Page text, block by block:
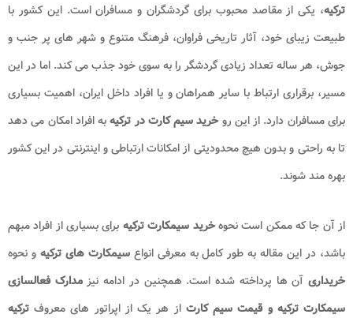
ترکیه، یکی از مقاصد محبوب برای گردشگران و مسافران است. این کشور با
طبیعت زیبای خود، آثار تاریخی فراوان، فرهنگ متنوع و شهر های پر جنب و
جوش، هر ساله تعداد زیادی گردشگر را به سوی خود جذب می کند. اما در این
مسیر، برقراری ارتباط با سایر همراهان و یا افراد داخل ایران، اهمیت بسیاری
برای مسافران دارد. از این روخرید سیم کارت در ترکیهبه افراد امکان می دهد
تا به راحتی و بدون هیچ محدودیتی از امکانات ارتباطی و اینترنتی در این کشور
بهره مند شوند.
از آن جا که ممکن است نحوهخرید سیمکارت ترکیه برای بسیاری از افراد مبهم
باشد، در این مقاله به طور کامل به معرفی انواعسیمکارت های ترکیه و نحوه
خریداری آن ها پرداخته شده است. همچنین در ادامه نیزمدارک فعالسازی
سیمکارت ترکیه و قیمت سیم کارت از هر یک از اپراتور های معروف ترکیه